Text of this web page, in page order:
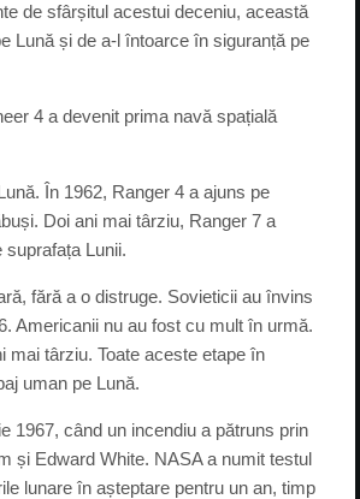
de sfârșitul acestui deceniu, această
Lună și de a-l întoarce în siguranță pe
4 a devenit prima navă spațială
În 1962, Ranger 4 a ajuns pe
Doi ani mai târziu, Ranger 7 a
Lunii.
fără a o distruge. Sovieticii au învins
Americanii nu au fost cu mult în urmă.
mai târziu. Toate aceste etape în
uman pe Lună.
1967, când un incendiu a pătruns prin
și Edward White. NASA a numit testul
lunare în așteptare pentru un an, timp